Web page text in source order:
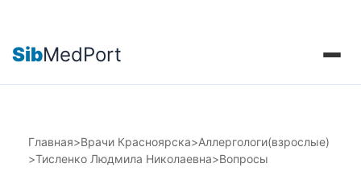
SibMedPort
Главная>Врачи Красноярска>Аллергологи(взрослые)
>Тисленко Людмила Николаевна>Вопросы